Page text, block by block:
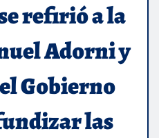
refirió a la
Adorni y
Gobierno
las